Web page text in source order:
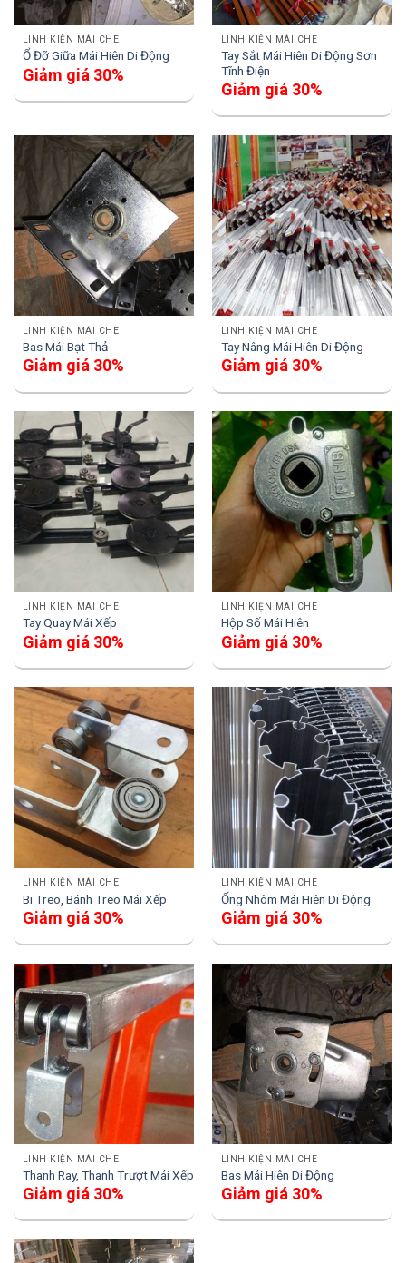
LINH KIỆN MÁI CHE
Ổ Đỡ Giữa Mái Hiên Di Động
Giảm giá 30%
LINH KIỆN MÁI CHE
Tay Sắt Mái Hiên Di Động Sơn
Tĩnh Điện
Giảm giá 30%
LINH KIỆN MÁI CHE
Bas Mái Bạt Thả
Giảm giá 30%
LINH KIỆN MÁI CHE
Tay Nâng Mái Hiên Di Động
Giảm giá 30%
LINH KIỆN MÁI CHE
Tay Quay Mái Xếp
Giảm giá 30%
LINH KIỆN MÁI CHE
Hộp Số Mái Hiên
Giảm giá 30%
LINH KIỆN MÁI CHE
Bi Treo, Bánh Treo Mái Xếp
Giảm giá 30%
LINH KIỆN MÁI CHE
Ống Nhôm Mái Hiên Di Động
Giảm giá 30%
LINH KIỆN MÁI CHE
Thanh Ray, Thanh Trượt Mái Xếp
Giảm giá 30%
LINH KIỆN MÁI CHE
Bas Mái Hiên Di Động
Giảm giá 30%